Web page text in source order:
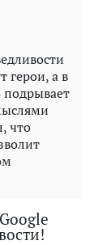
герои, а в
что